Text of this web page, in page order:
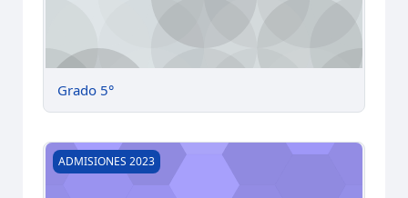
Grado 5°
Grado 4°
ADMISIONES 2023